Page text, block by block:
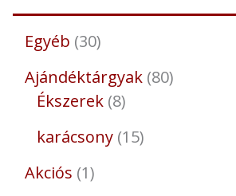
Egyéb 30
Ajándéktárgyak 80
Ékszerek 8
karácsony 15
Akciós 1